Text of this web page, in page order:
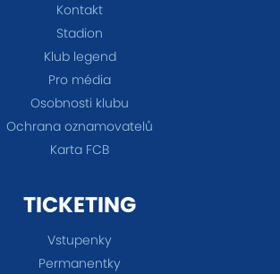
Kontakt
Stadion
Klub legend
Pro média
Osobnosti klubu
Ochrana oznamovatelů
Karta FCB
TICKETING
Vstupenky
Permanentky